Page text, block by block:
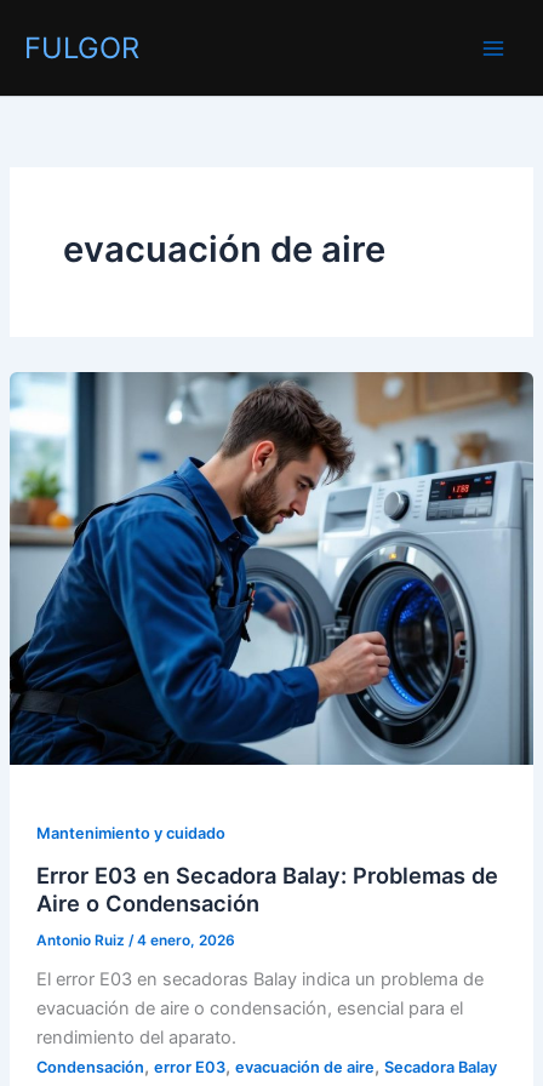
FULGOR
evacuación de aire
Mantenimiento y cuidado
Error E03 en Secadora Balay: Problemas de
Aire o Condensación
Antonio Ruiz /4 enero, 2026
El error E03 en secadoras Balay indica un problema de
evacuación de aire o condensación, esencial para el
rendimiento del aparato.
Condensación, error E03, evacuación de aire, Secadora Balay